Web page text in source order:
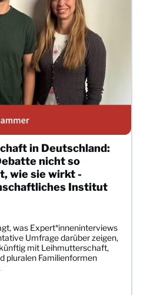
in Deutschland:
nicht so
wie sie wirkt -
Institut
was Expert*inneninterviews
Umfrage darüber zeigen,
mit Leihmutterschaft,
pluralen Familienformen